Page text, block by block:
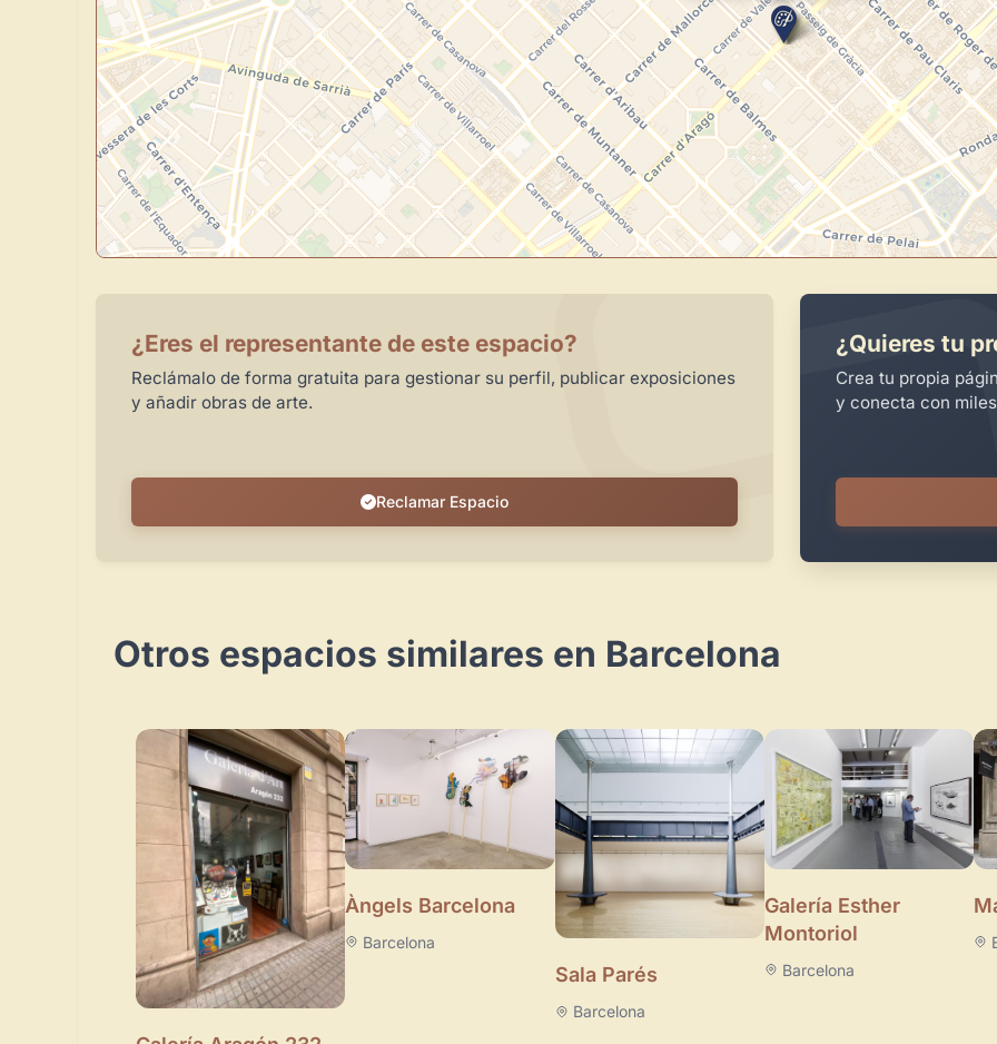
¿Eres el representante de este espacio?
Reclámalo de forma gratuita para gestionar su perfil, publicar exposiciones
y añadir obras de arte.
Reclamar Espacio
¿Quieres tu
Crea tu propia
y conecta con
Otros espacios similares en Barcelona
Àngels Barcelona
Barcelona
Sala Parés
Barcelona
Galería Esther
Montoriol
Barcelona